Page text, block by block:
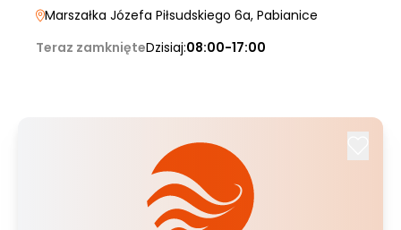
Marszałka Józefa Piłsudskiego 6a, Pabianice
Teraz zamknięteDzisiaj:08:00-17:00